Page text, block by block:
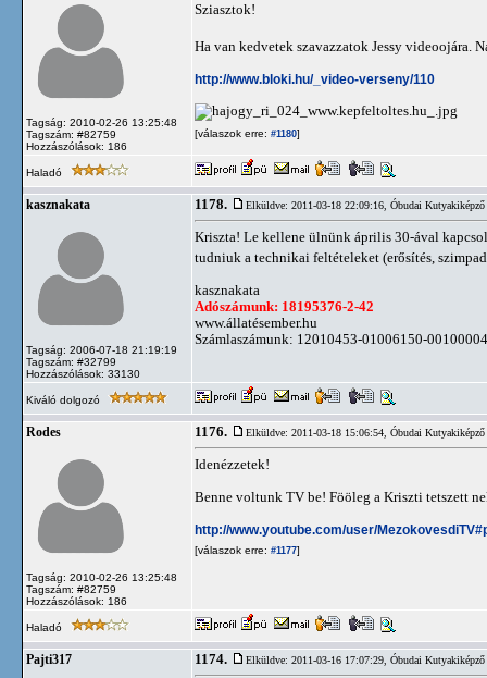
Tagság: 2010-02-26 13:25:48
Tagszám: #82759
Hozzászólások: 186
Sziasztok!
Ha van kedvetek szavazzatok Jessy videoojára.
http://www.bloki.hu/_video-verseny/110
[válaszok erre: #1180]
Haladó
kasznakata
Tagság: 2006-07-18 21:19:19
Tagszám: #32799
Hozzászólások: 33130
1178. Elküldve: 2011-03-18 22:09:16, Óbudai
Kriszta! Le kellene ülnünk április 30-ával
tudniuk a technikai feltételeket (erősítés,
kasznakata
Adószámunk: 18195376-2-42
www.állatésember.hu
Számlaszámunk: 12010453-01006150-00100004
Kiváló dolgozó
Rodes
Tagság: 2010-02-26 13:25:48
Tagszám: #82759
Hozzászólások: 186
1176. Elküldve: 2011-03-18 15:06:54, Óbudai
Idenézzetek!
Benne voltunk TV be! Fööleg a Kriszti tetszett
http://www.youtube.com/user/
[válaszok erre: #1177]
Haladó
Pajti317 1174. Elküldve: 2011-03-16 17:07:29, Óbudai